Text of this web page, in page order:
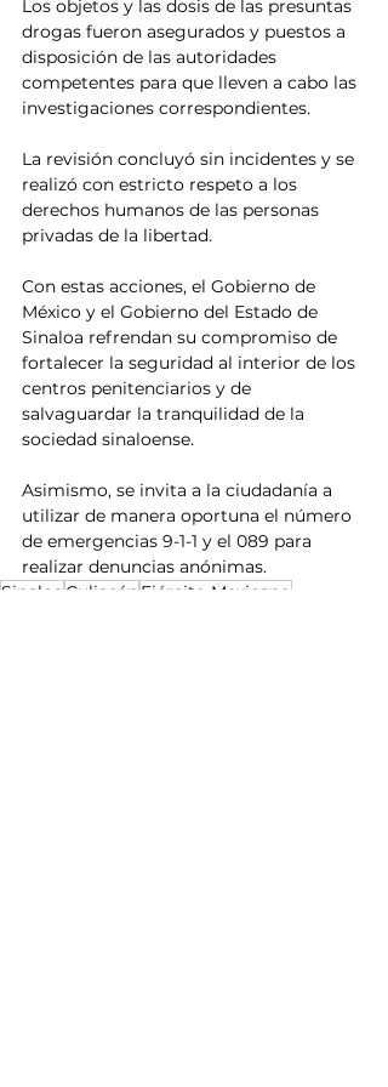
Los objetos y las dosis de las presuntas
drogas fueron asegurados y puestos a
disposición de las autoridades
competentes para que lleven a cabo las
investigaciones correspondientes.
La revisión concluyó sin incidentes y se
realizó con estricto respeto a los
derechos humanos de las personas
privadas de la libertad.
Con estas acciones, el Gobierno de
México y el Gobierno del Estado de
Sinaloa refrendan su compromiso de
fortalecer la seguridad al interior de los
centros penitenciarios y de
salvaguardar la tranquilidad de la
sociedad sinaloense.
Asimismo, se invita a la ciudadanía a
utilizar de manera oportuna el número
de emergencias 9-1-1 y el 089 para
realizar denuncias anónimas.
Sinaloa Culiacán Ejército Mexicano